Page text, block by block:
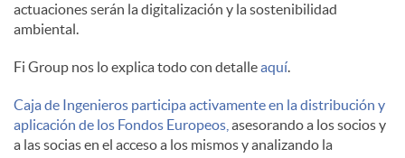
actuaciones serán la digitalización y la sostenibilidad
ambiental.
Fi Group nos lo explica todo con detalleaquí
Caja de Ingenieros participa activamente en la distribución y
aplicación de los Fondos Europeos, asesorando a los socios y
a las socias en el acceso a los mismos y analizando la